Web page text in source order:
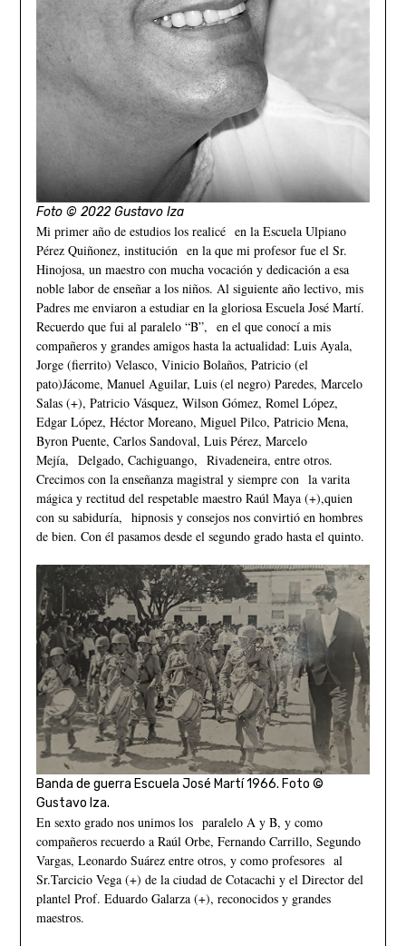
Foto © 2022 Gustavo Iza
Mi primer año de estudios los realicé en la Escuela Ulpiano
Pérez Quiñonez, institución en la que mi profesor fue el Sr.
Hinojosa, un maestro con mucha vocación y dedicación a esa
noble labor de enseñar a los niños. Al siguiente año lectivo, mis
Padres me enviaron a estudiar en la gloriosa Escuela José Martí.
Recuerdo que fui al paralelo “B”, en el que conocí a mis
compañeros y grandes amigos hasta la actualidad: Luis Ayala,
Jorge (fierrito) Velasco, Vinicio Bolaños, Patricio (el
pato)Jácome, Manuel Aguilar, Luis (el negro) Paredes, Marcelo
Salas (+), Patricio Vásquez, Wilson Gómez, Romel López,
Edgar López, Héctor Moreano, Miguel Pilco, Patricio Mena,
Byron Puente, Carlos Sandoval, Luis Pérez, Marcelo
Mejía, Delgado, Cachiguango, Rivadeneira, entre otros.
Crecimos con la enseñanza magistral y siempre con la varita
mágica y rectitud del respetable maestro Raúl Maya (+),quien
con su sabiduría, hipnosis y consejos nos convirtió en hombres
de bien. Con él pasamos desde el segundo grado hasta el quinto.
Banda de guerra Escuela José Martí 1966. Foto ©
Gustavo Iza.
En sexto grado nos unimos los paralelo A y B, y como
compañeros recuerdo a Raúl Orbe, Fernando Carrillo, Segundo
Vargas, Leonardo Suárez entre otros, y como profesores al
Sr.Tarcicio Vega (+) de la ciudad de Cotacachi y el Director del
plantel Prof. Eduardo Galarza (+), reconocidos y grandes
maestros.